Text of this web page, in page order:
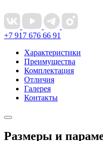
+7 917 676 66 91
Характеристики
Преимущества
Комплектация
Отличия
Галерея
Контакты
Размеры и